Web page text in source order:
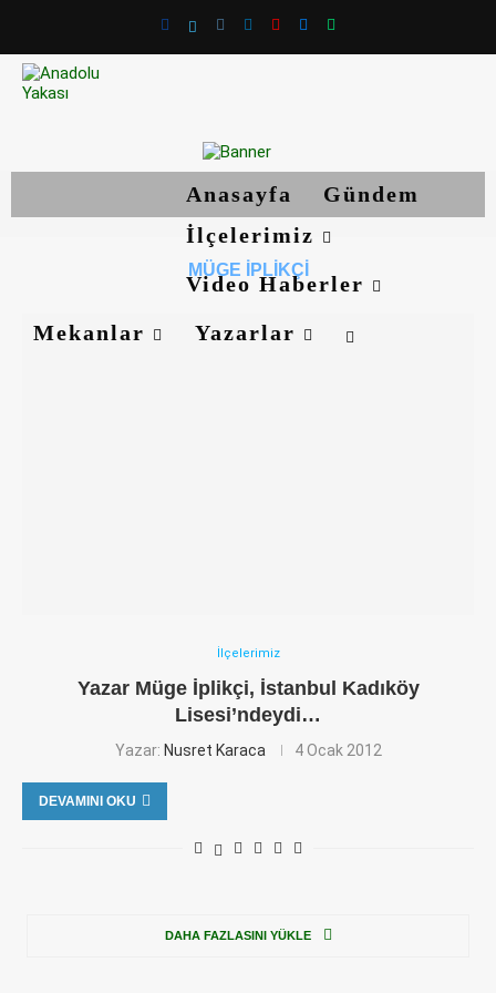
Anasayfa
Gündem
İlçelerimiz
Video Haberler
Mekanlar
Yazarlar
MÜGE İPLIKÇI
İlçelerimiz
Yazar Müge İplikçi, İstanbul Kadıköy
Lisesi’ndeydi…
Yazar: Nusret Karaca 4 Ocak 2012
DEVAMINI OKU
DAHA FAZLASINI YÜKLE